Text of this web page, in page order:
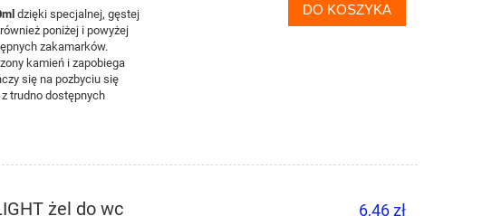
dzięki specjalnej, gęstej
poniżej i powyżej
zakamarków.
kamień i zapobiega
się na pozbyciu się
trudno dostępnych
DO KOSZYKA
żel do wc 6,46 zł